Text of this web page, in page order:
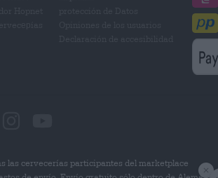
las cervecerías participantes del marketplace